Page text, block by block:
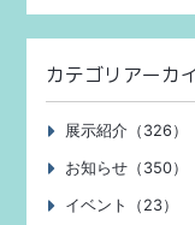
カテゴリアーカ
展示紹介（326）
お知らせ（350）
イベント（23）